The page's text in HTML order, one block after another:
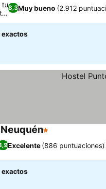
8,3Muy bueno (2.912
tu
exactos
1 Estrellas
Excelente (886 puntuaciones)
exactos